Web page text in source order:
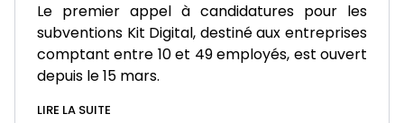
Le premier appel à candidatures pour les
subventions Kit Digital, destiné aux entreprises
comptant entre 10 et 49 employés, est ouvert
depuis le 15 mars.
LIRE LA SUITE